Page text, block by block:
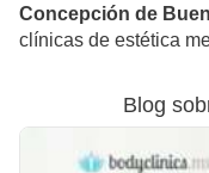
Concepción de
clínicas de estética
Blog